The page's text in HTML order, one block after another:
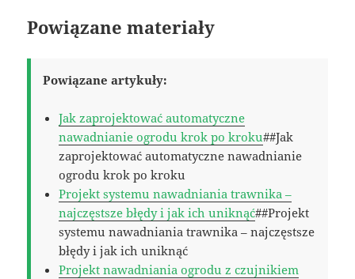
Powiązane materiały
Powiązane artykuły:
Jak zaprojektować automatyczne
nawadnianie ogrodu krok po kroku##Jak
zaprojektować automatyczne nawadnianie
ogrodu krok po kroku
Projekt systemu nawadniania trawnika –
najczęstsze błędy i jak ich uniknąć##Projekt
systemu nawadniania trawnika – najczęstsze
błędy i jak ich uniknąć
Projekt nawadniania ogrodu z czujnikiem